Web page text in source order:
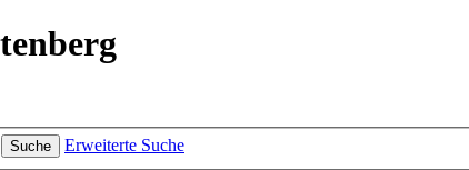
Suche Erweiterte Suche